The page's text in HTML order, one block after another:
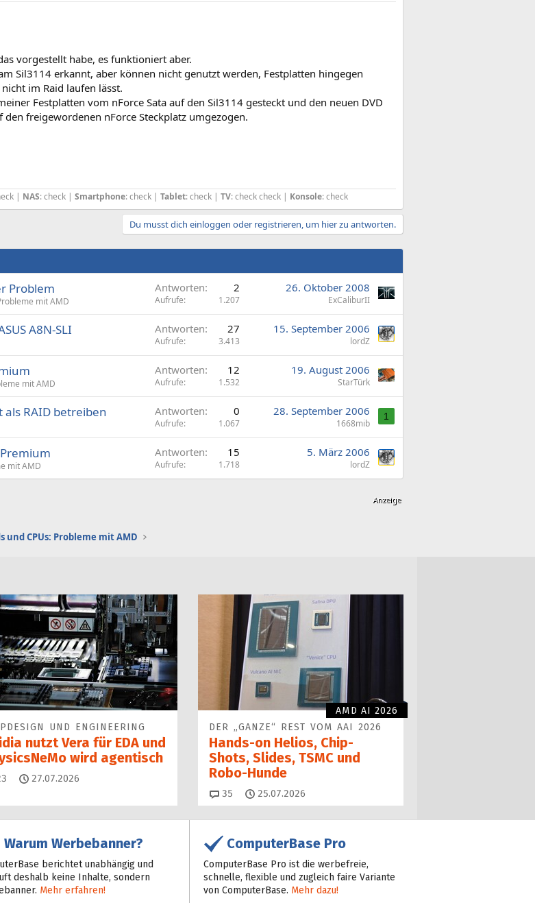
vorgestellt habe, es funktioniert aber.
Sil3114 erkannt, aber können nicht genutzt werden, Festplatten hingegen
im Raid laufen lässt.
Festplatten vom nForce Sata auf den Sil3114 gesteckt und den neuen DVD
freigewordenen nForce Steckplatz umgezogen.
| NAS: check | Smartphone: check | Tablet: check | TV: check check | Konsole: check
Du musst dich einloggen oder registrieren, um hier zu antworten.
Problem
mit AMD
Antworten 2
Aufrufe 1.207
26. Oktober 2008
ExCaliburII
A8N-SLI Antworten 27
Aufrufe 3.413
15. September 2006
lordZ
mit AMD
Antworten 12
Aufrufe 1.532
19. August 2006
StarTürk
als RAID betreiben Antworten 0
Aufrufe 1.067
28. September 2006
1668mib
1
mit AMD
Antworten 15
Aufrufe 1.718
5. März 2006
lordZ
und CPUs: Probleme mit AMD
UND ENGINEERING
nutzt Vera für EDA und
wird agentisch
Kommentare
27.07.2026
AMD AI 2026
DER „GANZE“ REST VOM AAI 2026
Hands-on Helios, Chip-
Shots, Slides, TSMC und
Robo-Hunde
35 Kommentare
25.07.2026
Warum Werbebanner?
berichtet unabhängig und
deshalb keine Inhalte, sondern
Mehr erfahren!
ComputerBase Pro
ComputerBase Pro ist die werbefreie,
schnelle, flexible und zugleich faire Variante
von ComputerBase. Mehr dazu!